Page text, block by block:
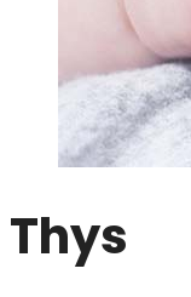
Thys